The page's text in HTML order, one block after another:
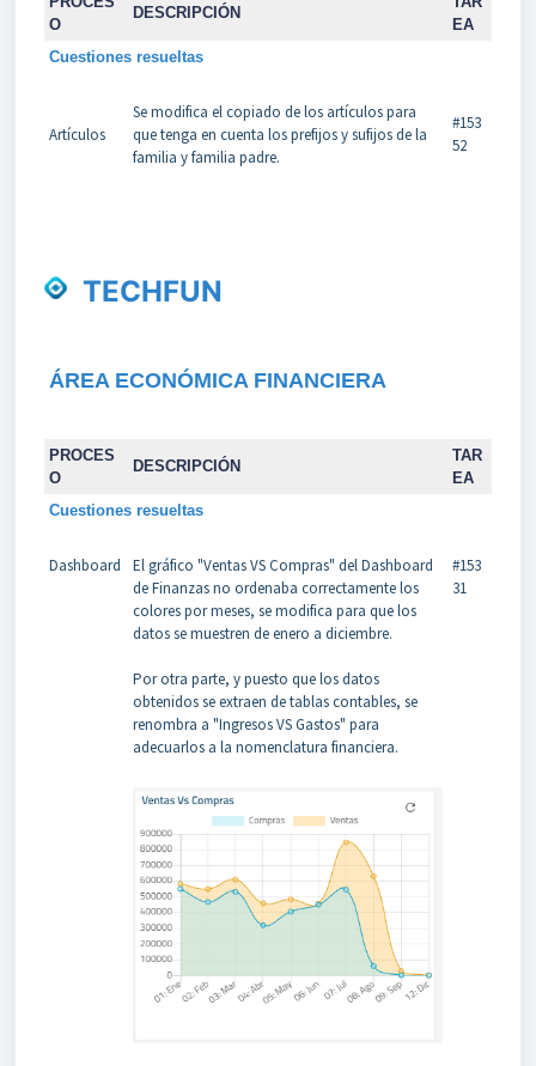
O
DESCRIPCIÓN
EA
Cuestiones resueltas
Artículos
Se modifica el copiado de los artículos para
que tenga en cuenta los prefijos y sufijos de la
familia y familia padre.
#153
52
TECHFUN
ÁREA ECONÓMICA FINANCIERA
PROCES
O
DESCRIPCIÓN
TAR
EA
Cuestiones resueltas
Dashboard
El gráfico "Ventas VS Compras" del Dashboard
de Finanzas no ordenaba correctamente los
colores por meses, se modifica para que los
datos se muestren de enero a diciembre.
Por otra parte, y puesto que los datos
obtenidos se extraen de tablas contables, se
renombra a "Ingresos VS Gastos" para
adecuarlos a la nomenclatura financiera.
#153
31